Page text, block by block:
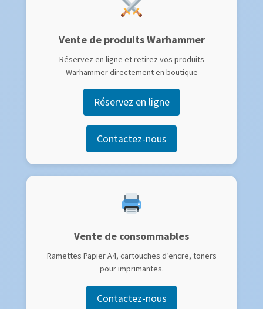
Vente de produits Warhammer
Réservez en ligne et retirez vos produits
Warhammer directement en boutique
Réservez en ligne
Contactez-nous
Vente de consommables
Ramettes Papier A4, cartouches d’encre, toners
pour imprimantes.
Contactez-nous